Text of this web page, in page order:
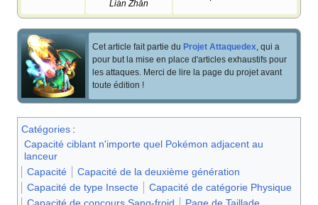
Lián Zhǎn
Cet article fait partie du Projet Attaquedex, qui a
pour but la mise en place d'articles exhaustifs pour
les attaques. Merci de lire la page du projet avant
toute édition !
Catégories :
Capacité ciblant n'importe quel Pokémon adjacent au
lanceur
Capacité
Capacité de la deuxième génération
Capacité de type Insecte
Capacité de catégorie Physique
Capacité de concours Sang-froid
Page de Taillade